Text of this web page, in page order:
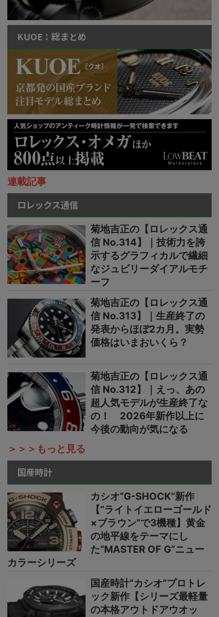
KUOE：総まとめ
連載記事
ロレックス通信
菊地吉正の【ロレックス通
信 No.314】｜技術力を誇
示するグラフィカルで繊細
なジュビリーダイアルモチ
ーフ
菊地吉正の【ロレックス通
信 No.313】｜生産終了の
発表からほぼ2カ月。実勢
価格はいまおいくら？
菊地吉正の【ロレックス通
信 No.312】｜えっ、あの
超人気モデルが生産終了な
の！ 2026年新作以上に
今後の動向が気になる
＞＞＞もっと見る
国産時計
カシオ“G-SHOCK”新作
【“ライトイエローゴールド
×ブラウン”で3機種】黄金
の地平線をテーマにし
た“MASTER OF G”ニュー
カラーシリーズ
国産時計“カシオ”プロトレ
ック新作【シリーズ最軽量
の本格アウトドアウオッ